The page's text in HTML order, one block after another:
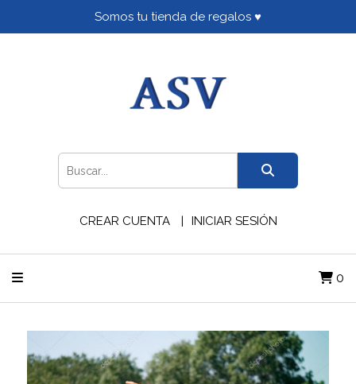
Somos tu tienda de regalos ♥
CREAR CUENTA INICIAR SESIÓN
0